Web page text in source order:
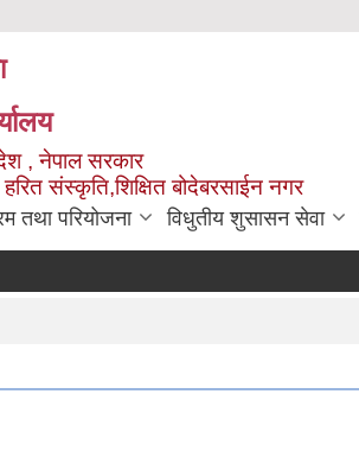
, नेपाल सरकार
संस्कृति,शिक्षित बोदेबरसाईन नगर
तथा परियोजना विधुतीय शुसासन सेवा